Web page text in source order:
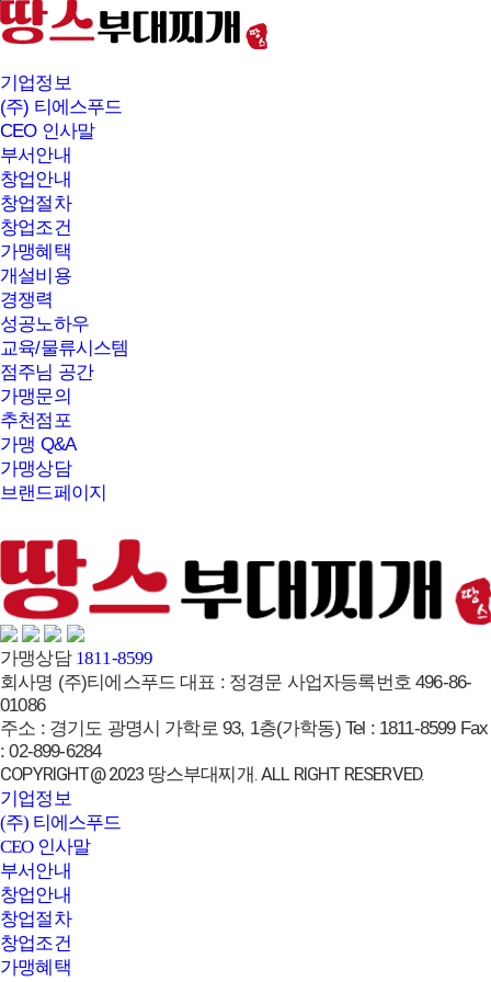
본문바로가기
기업정보
(주) 티에스푸드
CEO 인사말
부서안내
창업안내
창업절차
창업조건
가맹혜택
개설비용
경쟁력
성공노하우
교육/물류시스템
점주님 공간
가맹문의
추천점포
가맹 Q&A
가맹상담
브랜드페이지
가맹상담 1811-8599
회사명 (주)티에스푸드 대표 : 정경문 사업자등록번호 496-86-
01086
주소 : 경기도 광명시 가학로 93, 1층(가학동) Tel : 1811-8599 Fax
:02-899-6284
COPYRIGHT@ 2023 땅스부대찌개. ALL RIGHT RESERVED.
기업정보
(주) 티에스푸드
CEO 인사말
부서안내
창업안내
창업절차
창업조건
가맹혜택